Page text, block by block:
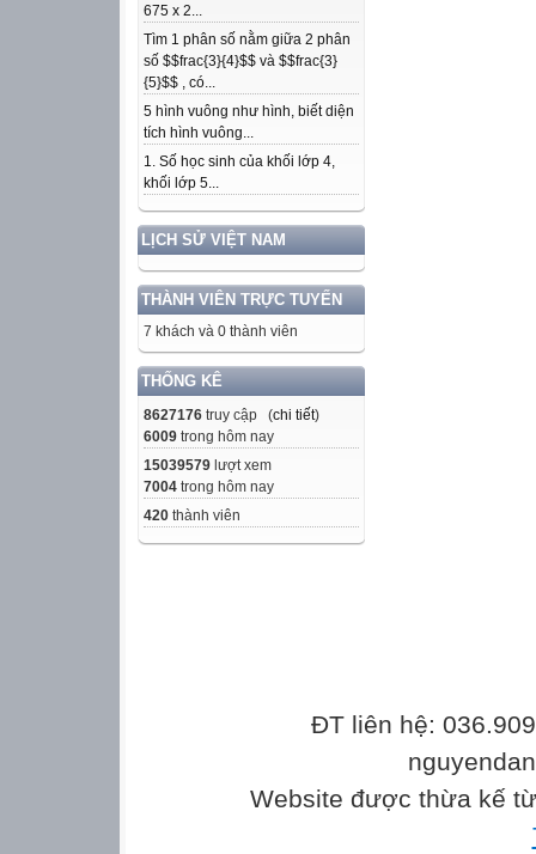
675 x 2...
Tìm 1 phân số nằm giữa 2 phân
số $$frac{3}{4}$$ và $$frac{3}
{5}$$ , có...
5 hình vuông như hình, biết diện
tích hình vuông...
1. Số học sinh của khối lớp 4,
khối lớp 5...
LỊCH SỬ VIỆT NAM
THÀNH VIÊN TRỰC TUYẾN
7 khách và 0 thành viên
THỐNG KÊ
8627176 truy cập (chi tiết)
6009 trong hôm nay
15039579 lượt xem
7004 trong hôm nay
420 thành viên
ĐT liên hệ:
Website được thừa kế